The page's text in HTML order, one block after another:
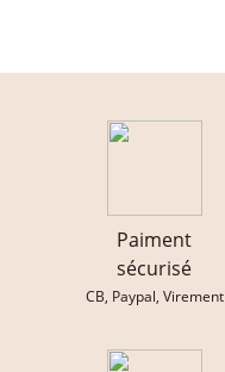
Paiment
sécurisé
CB, Paypal, Virement